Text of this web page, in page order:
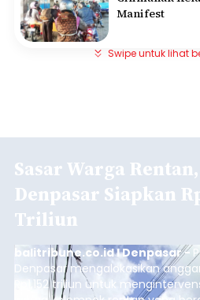
Manifest
Swipe untuk lihat
Sasar Warga Rentan,
Denpasar Siapkan
Triliun
balitribune.co.id I Denpasar -
Denpasar mengalokasikan
Rp1,152 triliun untuk